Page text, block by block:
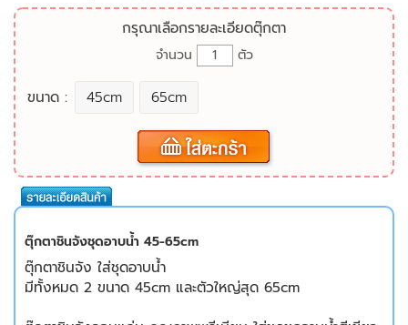
กรุณาเลือกรายละเอียดตุ๊กตา
จำนวน ตัว
ขนาด : 45cm 65cm
ตุ๊กตาชินจังชุดอาบน้ำ 45-65cm
ตุ๊กตาชินจัง ใส่ชุดอาบน้ำ
มีทั้งหมด 2 ขนาด 45cm และตัวใหญ่สุด 65cm